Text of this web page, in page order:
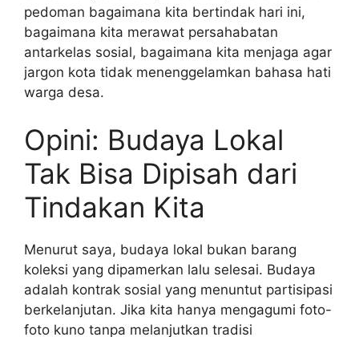
pedoman bagaimana kita bertindak hari ini,
bagaimana kita merawat persahabatan
antarkelas sosial, bagaimana kita menjaga agar
jargon kota tidak menenggelamkan bahasa hati
warga desa.
Opini: Budaya Lokal
Tak Bisa Dipisah dari
Tindakan Kita
Menurut saya, budaya lokal bukan barang
koleksi yang dipamerkan lalu selesai. Budaya
adalah kontrak sosial yang menuntut partisipasi
berkelanjutan. Jika kita hanya mengagumi foto-
foto kuno tanpa melanjutkan tradisi